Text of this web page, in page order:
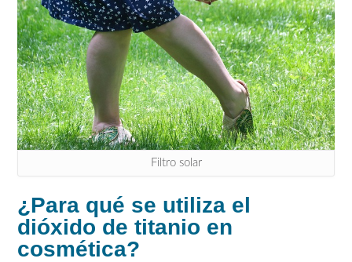
Filtro solar
¿Para qué se utiliza el
dióxido de titanio en
cosmética?